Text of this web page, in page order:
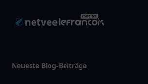
Neueste Blog-Beiträge